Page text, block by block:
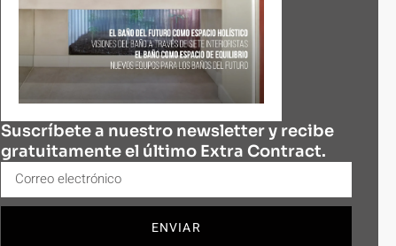
Suscríbete a nuestro newsletter y recibe
gratuitamente el último Extra Contract.
ENVIAR